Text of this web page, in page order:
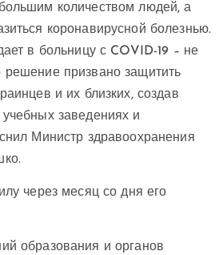
количеством людей, а
коронавирусной болезнью.
в больницу с COVID-19 – не
решение призвано защитить
и их близких, создав
заведениях и
Министр здравоохранения
через месяц со дня его
образования и органов